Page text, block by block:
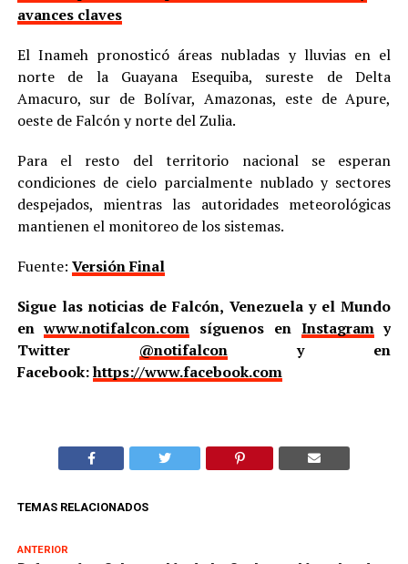
avances claves
El Inameh pronosticó áreas nubladas y lluvias en el
norte de la Guayana Esequiba, sureste de Delta
Amacuro, sur de Bolívar, Amazonas, este de Apure,
oeste de Falcón y norte del Zulia.
Para el resto del territorio nacional se esperan
condiciones de cielo parcialmente nublado y sectores
despejados, mientras las autoridades meteorológicas
mantienen el monitoreo de los sistemas.
Fuente: Versión Final
Sigue las noticias de Falcón, Venezuela y el Mundo
enwww.notifalcon.com síguenos en Instagramy
Twitter @notifalcony en
Facebook:https://www.facebook.com
TEMAS RELACIONADOS
ANTERIOR